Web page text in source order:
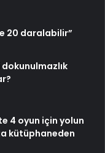
20 daralabilir”
dokunulmazlık
4 oyun için yolun
kütüphaneden